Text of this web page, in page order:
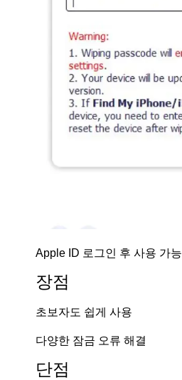
Apple ID 로그인 후 사용 가능
장점
초보자도 쉽게 사용
다양한 잠금 오류 해결
단점